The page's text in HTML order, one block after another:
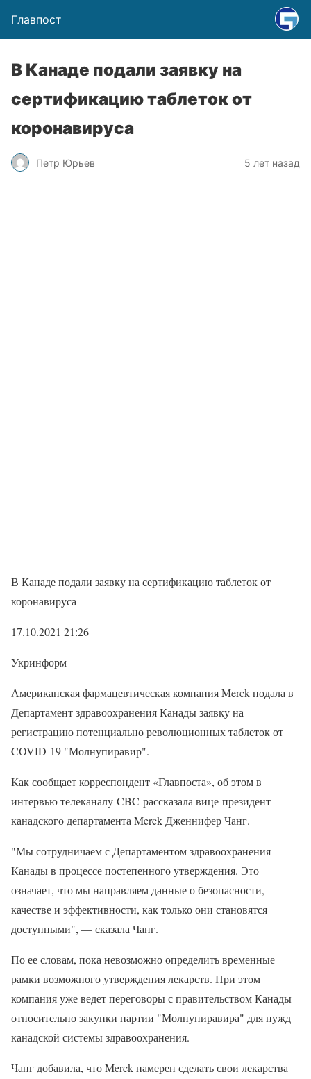
Главпост
В Канаде подали заявку на
сертификацию таблеток от
коронавируса
Петр Юрьев 5 лет назад
В Канаде подали заявку на сертификацию таблеток от
коронавируса
17.10.2021 21:26
Укринформ
Американская фармацевтическая компания Merck подала в
Департамент здравоохранения Канады заявку на
регистрацию потенциально революционных таблеток от
COVID-19 "Молнупиравир".
Как сообщает корреспондент «Главпоста», об этом в
интервью телеканалу CBC рассказала вице-президент
канадского департамента Merck Дженнифер Чанг.
"Мы сотрудничаем с Департаментом здравоохранения
Канады в процессе постепенного утверждения. Это
означает, что мы направляем данные о безопасности,
качестве и эффективности, как только они становятся
доступными", — сказала Чанг.
По ее словам, пока невозможно определить временные
рамки возможного утверждения лекарств. При этом
компания уже ведет переговоры с правительством Канады
относительно закупки партии "Молнупиравира" для нужд
канадской системы здравоохранения.
Чанг добавила, что Merck намерен сделать свои лекарства